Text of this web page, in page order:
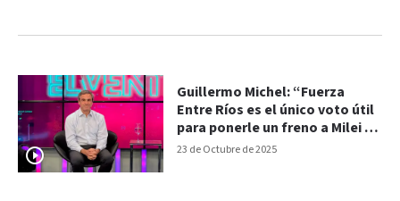
23 de Octubre de 2025
Guillermo Michel: “Fuerza
Entre Ríos es el único voto útil
para ponerle un freno a Milei y
al gobierno provincial”